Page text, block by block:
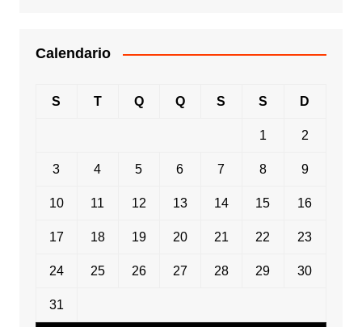
Calendario
S T Q Q S S D
1 2
3 4 5 6 7 8 9
10 11 12 13 14 15 16
17 18 19 20 21 22 23
24 25 26 27 28 29 30
31